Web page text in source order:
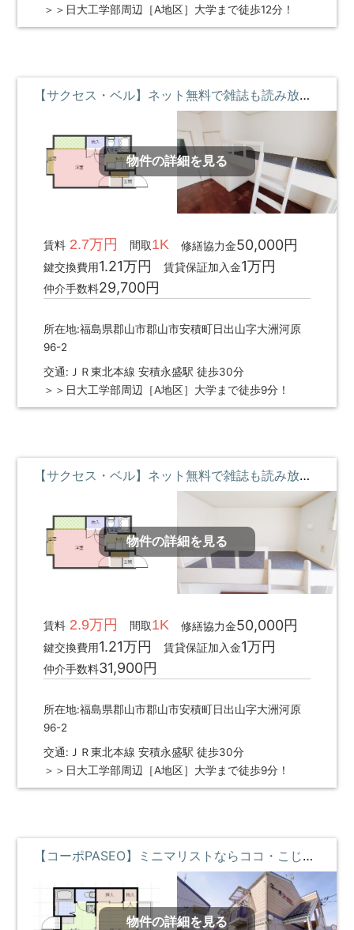
＞＞日大工学部周辺［A地区］大学まで徒歩12分！
【サクセス・ベル】ネット無料で雑誌も読み放題♪ロフトベッド付 ①階 **即入居募集中**
物件の詳細を見る
賃料2.7万円 間取1K 修繕協力金50,000円
鍵交換費用1.21万円 賃貸保証加入金1万円
仲介手数料29,700円
所在地:福島県郡山市郡山市安積町日出山字大洲河原
96-2
交通:ＪＲ東北本線 安積永盛駅 徒歩30分
＞＞日大工学部周辺［A地区］大学まで徒歩9分！
【サクセス・ベル】ネット無料で雑誌も読み放題♪ロフトベッド付 ②階 **即入居募集中**
物件の詳細を見る
賃料2.9万円 間取1K 修繕協力金50,000円
鍵交換費用1.21万円 賃貸保証加入金1万円
仲介手数料31,900円
所在地:福島県郡山市郡山市安積町日出山字大洲河原
96-2
交通:ＪＲ東北本線 安積永盛駅 徒歩30分
＞＞日大工学部周辺［A地区］大学まで徒歩9分！
【コーポPASEO】ミニマリストならココ・こじんまりと暮らしたい・コンビニ近くて便利 **即入居募集中**
物件の詳細を見る